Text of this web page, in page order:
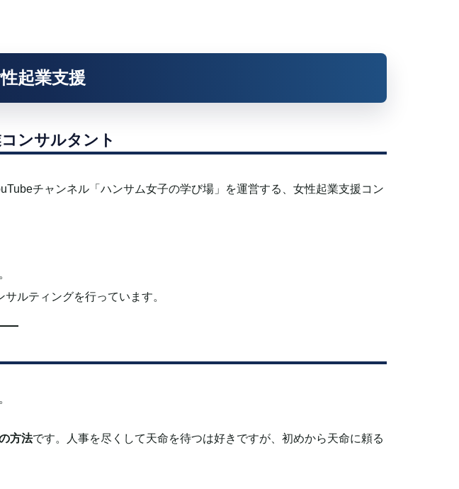
起業支援
ンサルタント
チャンネル「ハンサム女子の学び場」を運営する、女性起業支援コン
ルティングを行っています。
方法です。
人事を尽くして天命を待つは好きですが、初めから天命に頼る